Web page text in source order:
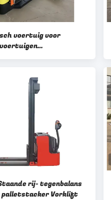
voertuig voor
rij- tegenbalans
palletstacker Vorklift